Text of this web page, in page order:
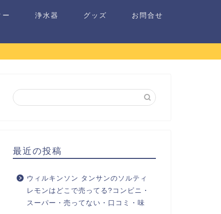
浄水器 グッズ お問合せ
最近の投稿
ウィルキンソン タンサンのソルティ
レモンはどこで売ってる?コンビニ・
スーパー・売ってない・口コミ・味